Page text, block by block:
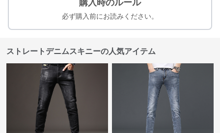
購入時のルール
必ず購入前にお読みください。
ストレートデニムスキニーの人気アイテム